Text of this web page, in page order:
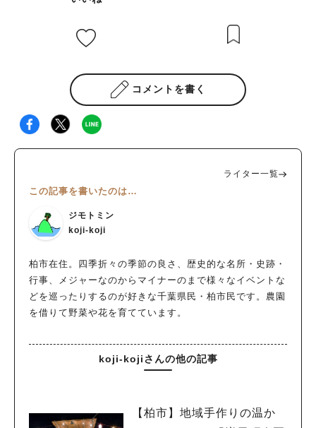
コメントを書く
ライター一覧
この記事を書いたのは…
ジモトミン
koji-koji
柏市在住。四季折々の季節の良さ、歴史的な名所・史跡・
行事、メジャーなのからマイナーのまで様々なイベントな
どを巡ったりするのが好きな千葉県民・柏市民です。農園
を借りて野菜や花を育てています。
koji-kojiさんの他の記事
【柏市】地域手作りの温か